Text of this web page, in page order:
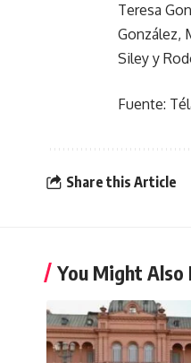
Teresa
González,
Siley y
Fuente:
Share this Article
You Might Also